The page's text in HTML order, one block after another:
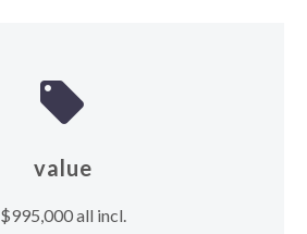


value
$995,000 all incl.